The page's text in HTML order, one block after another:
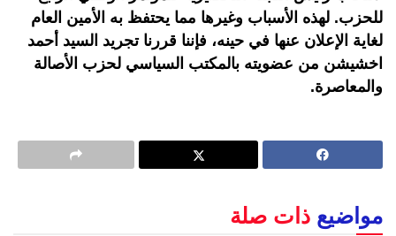
للحزب. لهذه الأسباب وغيرها مما يحتفظ به الأمين العام
لغاية الإعلان عنها في حينه، فإننا قررنا تجريد السيد أحمد
اخشيشن من عضويته بالمكتب السياسي لحزب الأصالة
والمعاصرة.
مواضيع ذات صلة